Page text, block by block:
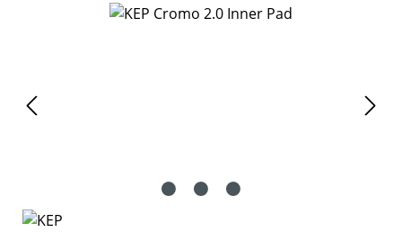
Bildergalerie überspringen